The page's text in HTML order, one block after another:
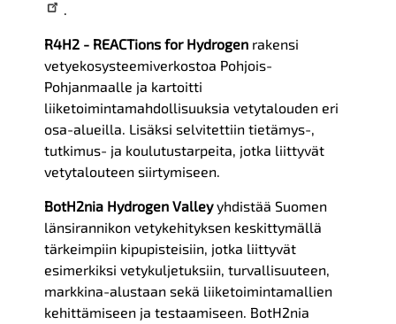
R4H2 - REACTions for Hydrogen rakensi
vetyekosysteemiverkostoa Pohjois-
Pohjanmaalle ja kartoitti
liiketoimintamahdollisuuksia vetytalouden eri
osa-alueilla. Lisäksi selvitettiin tietämys-,
tutkimus- ja koulutustarpeita, jotka liittyvät
vetytalouteen siirtymiseen.
BotH2nia Hydrogen Valleyyhdistää Suomen
länsirannikon vetykehityksen keskittymällä
tärkeimpiin kipupisteisiin, jotka liittyvät
esimerkiksi vetykuljetuksiin, turvallisuuteen,
markkina-alustaan sekä liiketoimintamallien
kehittämiseen ja testaamiseen. BotH2nia